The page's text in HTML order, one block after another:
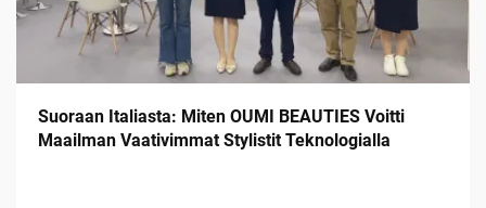
Suoraan Italiasta: Miten OUMI BEAUTIES Voitti
Maailman Vaativimmat Stylistit Teknologialla